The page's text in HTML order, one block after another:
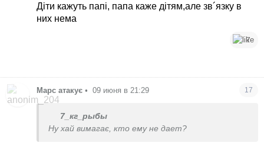
Діти кажуть папі, папа каже дітям,але зв´язку в
них нема
7
Марс атакує • 09 июня в 21:29 17
7_кг_рыбы
Ну хай вимагає, кто ему не дает?